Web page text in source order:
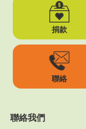
捐款
聯絡
聯絡我們